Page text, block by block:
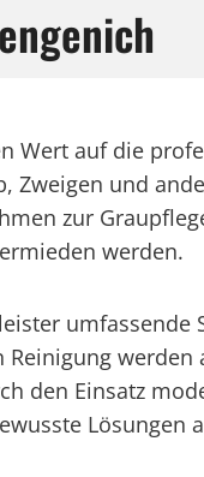
Wert auf die
Zweigen und
zur
werden.
umfassende
den Einsatz
Lösungen